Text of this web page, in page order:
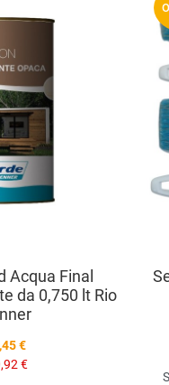
Vista
Acqua Final
da 0,750 lt Rio
€
€